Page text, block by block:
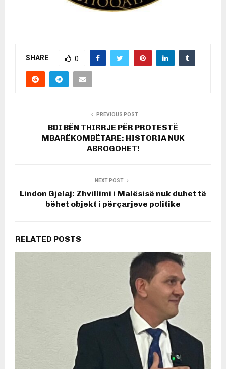
SHARE 0
PREVIOUS POST
BDI BËN THIRRJE PËR PROTESTË
MBARËKOMBËTARE: HISTORIA NUK
ABROGOHET!
NEXT POST
Lindon Gjelaj: Zhvillimi i Malësisë nuk duhet të
bëhet objekt i përçarjeve politike
RELATED POSTS